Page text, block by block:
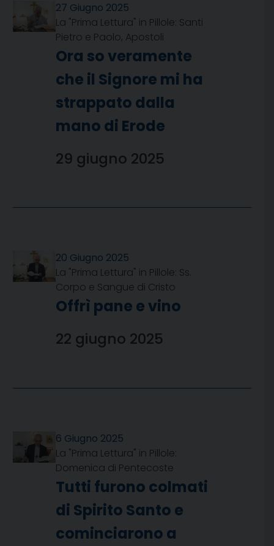
27 Giugno 2025
La "Prima Lettura" in Pillole: Santi
Pietro e Paolo, Apostoli
Ora so veramente
che il Signore mi ha
strappato dalla
mano di Erode
29 giugno 2025
20 Giugno 2025
La "Prima Lettura" in Pillole: Ss.
Corpo e Sangue di Cristo
Offrì pane e vino
22 giugno 2025
6 Giugno 2025
La "Prima Lettura" in Pillole:
Domenica di Pentecoste
Tutti furono colmati
di Spirito Santo e
cominciarono a